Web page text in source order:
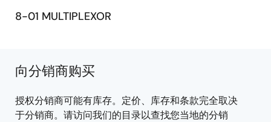
8-01 MULTIPLEXOR
向分销商购买
授权分销商可能有库存。定价、库存和条款完全取决
于分销商。请访问我们的目录以查找您当地的分销